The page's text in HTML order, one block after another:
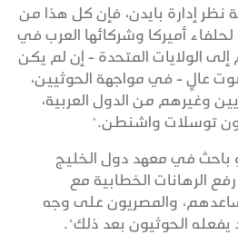
نظر إدارة بايدن، فإن كل هذا من
أميركا وشركائها العرب في
الولايات المتحدة - إن لم يكن
عالٍ - في مواجهة الحوثيين،
وغيرهم من الدول العربية،
توسلات واشنطن."
في معهد دول الخليج
رفع الرهانات الخطابية مع
والمصريون على وجه
الحوثيون بعد ذلك".